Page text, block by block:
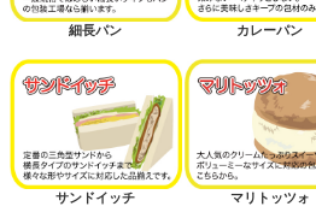
細長パン カレーパン
サンドイッチ マリトッツォ